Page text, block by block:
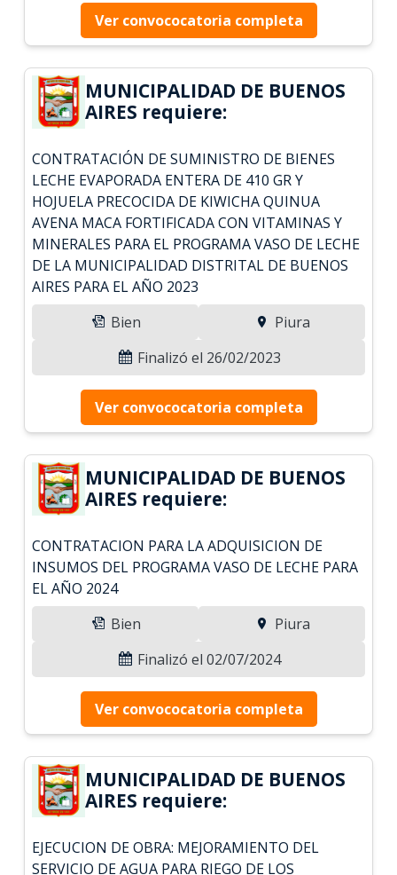
Ver convococatoria completa
MUNICIPALIDAD DE BUENOS
AIRES requiere:
CONTRATACIÓN DE SUMINISTRO DE BIENES
LECHE EVAPORADA ENTERA DE 410 GR Y
HOJUELA PRECOCIDA DE KIWICHA QUINUA
AVENA MACA FORTIFICADA CON VITAMINAS Y
MINERALES PARA EL PROGRAMA VASO DE LECHE
DE LA MUNICIPALIDAD DISTRITAL DE BUENOS
AIRES PARA EL AÑO 2023
Bien
Piura
Finalizó el 26/02/2023
Ver convococatoria completa
MUNICIPALIDAD DE BUENOS
AIRES requiere:
CONTRATACION PARA LA ADQUISICION DE
INSUMOS DEL PROGRAMA VASO DE LECHE PARA
EL AÑO 2024
Bien
Piura
Finalizó el 02/07/2024
Ver convococatoria completa
MUNICIPALIDAD DE BUENOS
AIRES requiere:
EJECUCION DE OBRA: MEJORAMIENTO DEL
SERVICIO DE AGUA PARA RIEGO DE LOS